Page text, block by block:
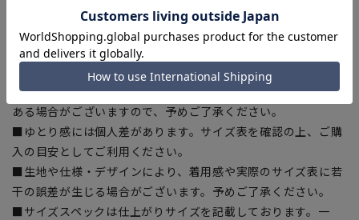
【シルエット】《細め(スリム)》 (当社比)
【商品に関するご注意】
■商品画像はサンプルのため、色味やサイズ等の仕様に変更が
ある場合がございますので、予めご了承ください。
■ゆとり感には個人差があります。サイズ表を確認の上、ご購
入の目安としてご利用ください。
■生地や仕様・デザインにより、着用感や実際のサイズ表に若
干の誤差が生じる場合がございます。予めご了承ください。
■サイズスペックは仕上がりサイズを記載しております。一